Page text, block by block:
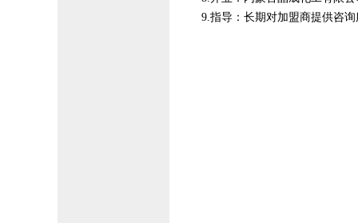
9.指导：长期对加盟商提供咨询